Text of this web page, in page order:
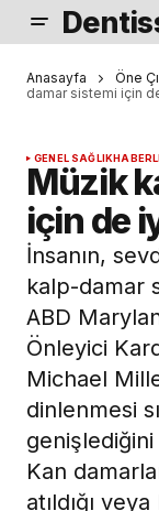
Anasayfa Öne
damar sistemi için
GENEL SAĞLIK
Müzik
için de
İnsanın,
kalp-damar
ABD
Önleyici
Michael
dinlenmesi
Kan
atıldığı